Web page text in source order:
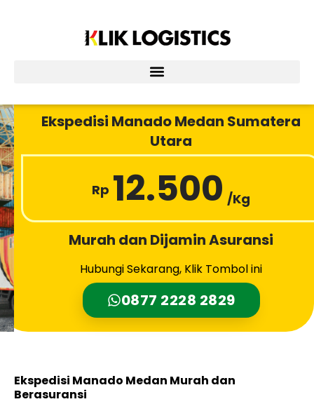
Ekspedisi Manado Medan Sumatera
Utara
Rp 12.500 /Kg
Murah dan Dijamin Asuransi
Hubungi Sekarang, Klik Tombol ini
0877 2228 2829‬
Ekspedisi Manado Medan Murah dan
Berasuransi